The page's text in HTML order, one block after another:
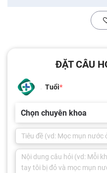
ĐẶT CÂU
Tuổi
Chọn chuyên khoa